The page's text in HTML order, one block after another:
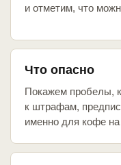
и отметим, что
Что опасно
Покажем пробелы,
к штрафам,
именно для кофе